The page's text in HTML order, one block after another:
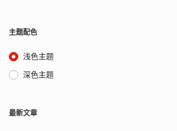
主题配色
浅色主题
深色主题
最新文章